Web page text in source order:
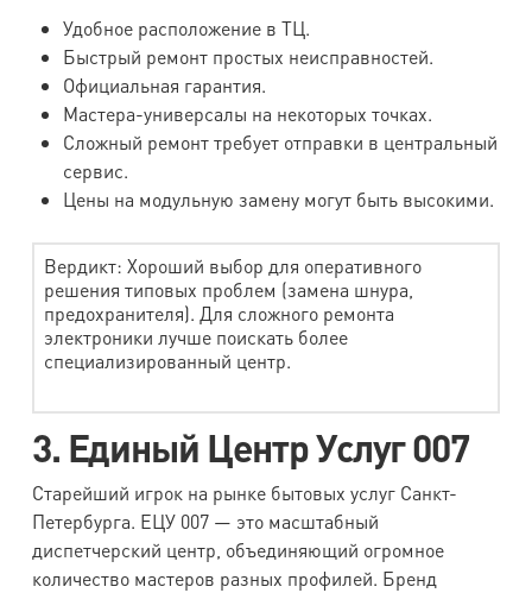
Удобное расположение в ТЦ.
Быстрый ремонт простых неисправностей.
Официальная гарантия.
Мастера-универсалы на некоторых точках.
Сложный ремонт требует отправки в центральный
сервис.
Цены на модульную замену могут быть высокими.
Вердикт: Хороший выбор для оперативного
решения типовых проблем (замена шнура,
предохранителя). Для сложного ремонта
электроники лучше поискать более
специализированный центр.
3. Единый Центр Услуг 007
Старейший игрок на рынке бытовых услуг Санкт-
Петербурга. ЕЦУ 007 — это масштабный
диспетчерский центр, объединяющий огромное
количество мастеров разных профилей. Бренд